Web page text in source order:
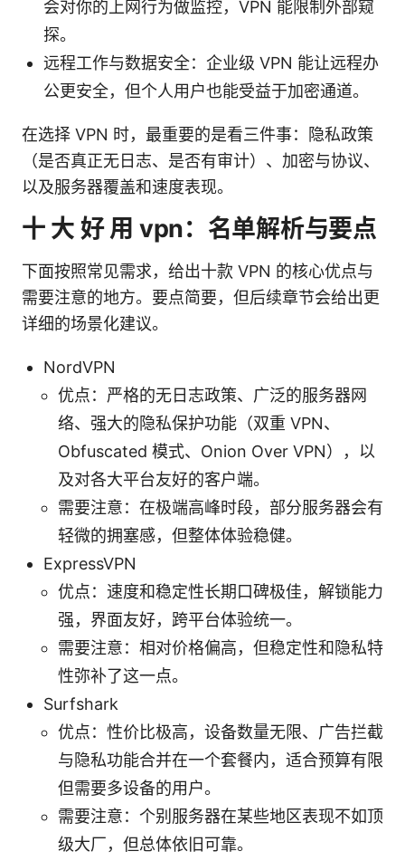
会对你的上网行为做监控，VPN 能限制外部窥
探。
远程工作与数据安全：企业级 VPN 能让远程办
公更安全，但个人用户也能受益于加密通道。
在选择 VPN 时，最重要的是看三件事：隐私政策
（是否真正无日志、是否有审计）、加密与协议、
以及服务器覆盖和速度表现。
十 大 好 用 vpn：名单解析与要点
下面按照常见需求，给出十款 VPN 的核心优点与
需要注意的地方。要点简要，但后续章节会给出更
详细的场景化建议。
NordVPN
优点：严格的无日志政策、广泛的服务器网
络、强大的隐私保护功能（双重 VPN、
Obfuscated 模式、Onion Over VPN），以
及对各大平台友好的客户端。
需要注意：在极端高峰时段，部分服务器会有
轻微的拥塞感，但整体体验稳健。
ExpressVPN
优点：速度和稳定性长期口碑极佳，解锁能力
强，界面友好，跨平台体验统一。
需要注意：相对价格偏高，但稳定性和隐私特
性弥补了这一点。
Surfshark
优点：性价比极高，设备数量无限、广告拦截
与隐私功能合并在一个套餐内，适合预算有限
但需要多设备的用户。
需要注意：个别服务器在某些地区表现不如顶
级大厂，但总体依旧可靠。